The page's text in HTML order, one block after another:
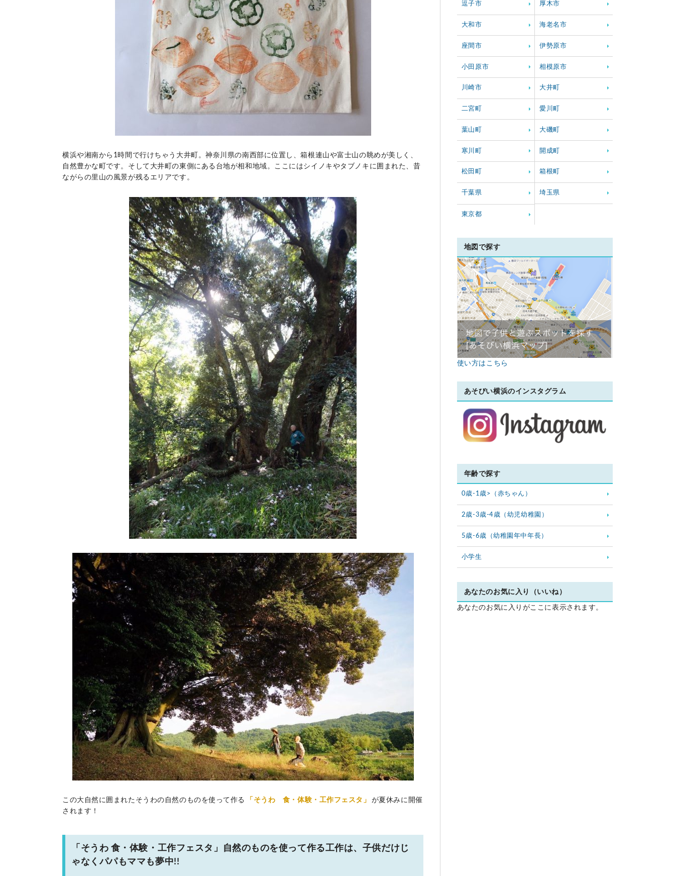
横浜や湘南から1時間で行けちゃう大井町。神奈川県の南西部に位置し、箱根連山や富士山の眺めが美しく、
自然豊かな町です。そして大井町の東側にある台地が相和地域。ここにはシイノキやタブノキに囲まれた、昔
ながらの里山の風景が残るエリアです。
この大自然に囲まれたそうわの自然のものを使って作る 「そうわ 食・体験・工作フェスタ」
が夏休みに開催
されます！
「そうわ 食・体験・工作フェスタ」自然のものを使って作る工作は、子供だけじ
ゃなくパパもママも夢中!!
逗子市 厚木市
大和市 海老名市
座間市 伊勢原市
小田原市 相模原市
川崎市 大井町
二宮町 愛川町
葉山町 大磯町
寒川町 開成町
松田町 箱根町
千葉県 埼玉県
東京都
地図で探す
使い方はこちら
あそびい横浜のインスタグラム
年齢で探す
0歳-1歳>（赤ちゃん）
2歳-3歳-4歳（幼児幼稚園）
5歳-6歳（幼稚園年中年長）
小学生
あなたのお気に入り（いいね）
あなたのお気に入りがここに表示されます。